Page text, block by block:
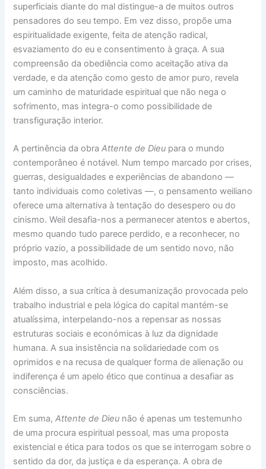
superficiais diante do mal distingue-a de muitos outros
pensadores do seu tempo. Em vez disso, propõe uma
espiritualidade exigente, feita de atenção radical,
esvaziamento do eu e consentimento à graça. A sua
compreensão da obediência como aceitação ativa da
verdade, e da atenção como gesto de amor puro, revela
um caminho de maturidade espiritual que não nega o
sofrimento, mas integra-o como possibilidade de
transfiguração interior.
A pertinência da obraAttente de Dieu para o mundo
contemporâneo é notável. Num tempo marcado por crises,
guerras, desigualdades e experiências de abandono —
tanto individuais como coletivas —, o pensamento weiliano
oferece uma alternativa à tentação do desespero ou do
cinismo. Weil desafia-nos a permanecer atentos e abertos,
mesmo quando tudo parece perdido, e a reconhecer, no
próprio vazio, a possibilidade de um sentido novo, não
imposto, mas acolhido.
Além disso, a sua crítica à desumanização provocada pelo
trabalho industrial e pela lógica do capital mantém-se
atualíssima, interpelando-nos a repensar as nossas
estruturas sociais e económicas à luz da dignidade
humana. A sua insistência na solidariedade com os
oprimidos e na recusa de qualquer forma de alienação ou
indiferença é um apelo ético que continua a desafiar as
consciências.
Em suma,Attente de Dieu não é apenas um testemunho
de uma procura espiritual pessoal, mas uma proposta
existencial e ética para todos os que se interrogam sobre o
sentido da dor, da justiça e da esperança. A obra de